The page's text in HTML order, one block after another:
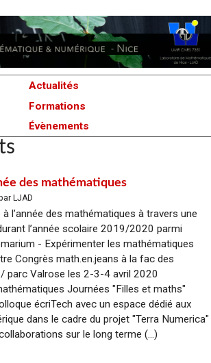
Actualités
Formations
Évènements
des mathématiques
LJAD
l’année des mathématiques à travers une
l’année scolaire 2019/2020 parmi
- Expérimenter les mathématiques
Congrès math.en.jeans à la fac des
parc Valrose les 2-3-4 avril 2020
Journées "Filles et maths"
écriTech avec un espace dédié aux
dans le cadre du projet "Terra Numerica"
sur le long terme (...)